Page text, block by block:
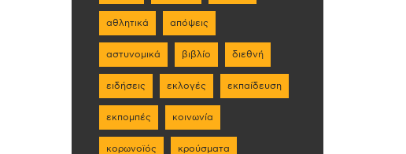
αθλητικά απόψεις
αστυνομικά βιβλίο διεθνή
ειδήσεις εκλογές εκπαίδευση
εκπομπές κοινωνία
κορωνοϊός κρούσματα